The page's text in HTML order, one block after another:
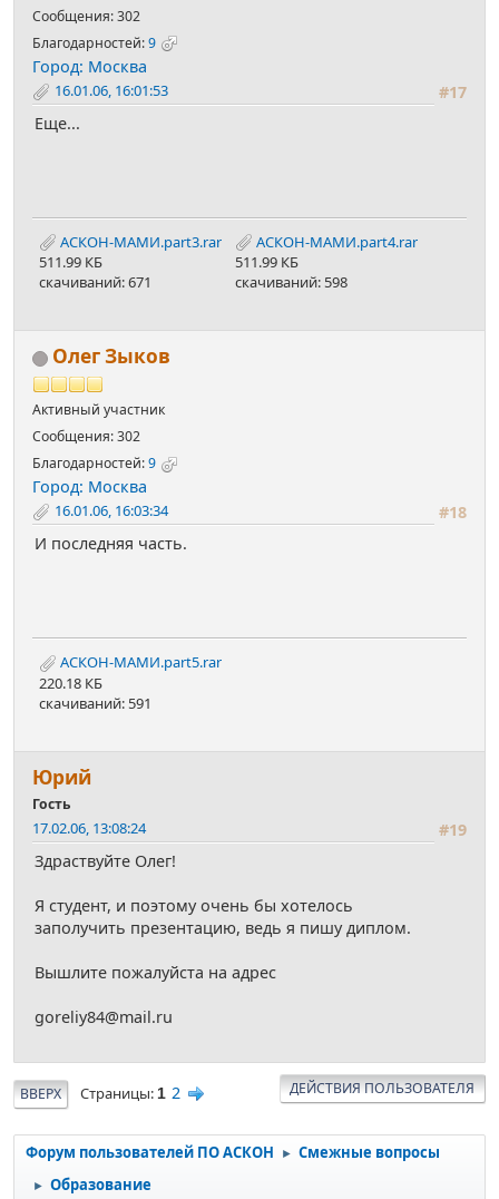
Сообщения: 302
Благодарностей:9
Город: Москва
#17
16.01.06, 16:01:53
Еще...
АСКОН-МАМИ.part3.rar
511.99 КБ
скачиваний: 671
АСКОН-МАМИ.part4.rar
511.99 КБ
скачиваний: 598
Олег Зыков
Активный участник
Сообщения: 302
Благодарностей:9
Город: Москва
#18
16.01.06, 16:03:34
И последняя часть.
АСКОН-МАМИ.part5.rar
220.18 КБ
скачиваний: 591
Юрий
Гость
#19
17.02.06, 13:08:24
Здраствуйте Олег!
Я студент, и поэтому очень бы хотелось
заполучить презентацию, ведь я пишу диплом.
Вышлите пожалуйста на адрес
goreliy84@mail.ru
ВВЕРХ Страницы 1 2 ДЕЙСТВИЯ ПОЛЬЗОВАТЕЛЯ
Форум пользователей ПО АСКОН ► Смежные вопросы
► Образование